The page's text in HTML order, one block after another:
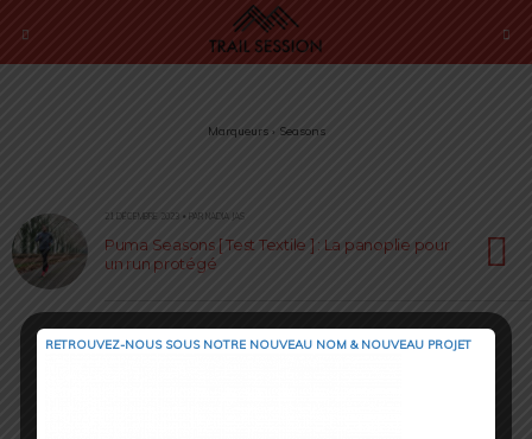
Marqueurs › Seasons
21 DÉCEMBRE 2023 • PAR NADIA JAS
Puma Seasons [ Test Textile ] : La panoplie pour
un run protégé
RETROUVEZ-NOUS SOUS NOTRE NOUVEAU NOM & NOUVEAU PROJET